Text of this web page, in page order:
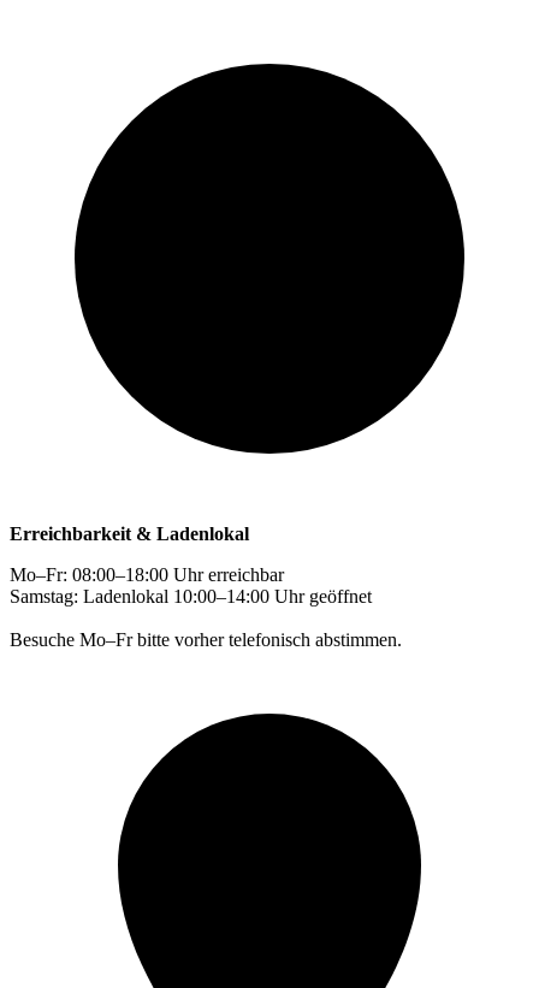
Erreichbarkeit & Ladenlokal
Mo–Fr: 08:00–18:00 Uhr erreichbar
Samstag: Ladenlokal 10:00–14:00 Uhr geöffnet
Besuche Mo–Fr bitte vorher telefonisch abstimmen.